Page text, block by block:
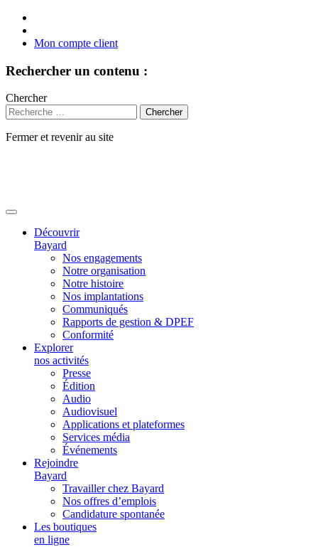
Mon compte client
Rechercher un contenu :
Chercher
Fermer et revenir au site
Découvrir
Bayard
Nos engagements
Notre organisation
Notre histoire
Nos implantations
Communiqués
Rapports de gestion & DPEF
Conformité
Explorer
nos activités
Presse
Édition
Audio
Audiovisuel
Applications et plateformes
Services média
Événements
Rejoindre
Bayard
Travailler chez Bayard
Nos offres d’emplois
Candidature spontanée
Les boutiques
en ligne